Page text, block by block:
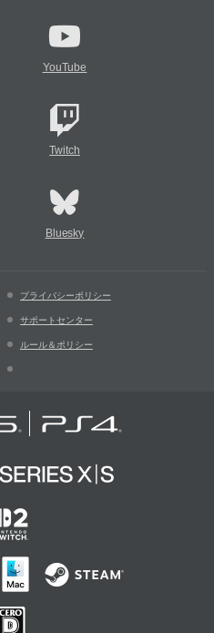
YouTube
Twitch
Bluesky
プライバシーポリシー
サポートセンター
ルール＆ポリシー